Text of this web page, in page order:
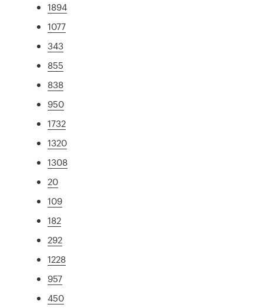
1894
1077
343
855
838
950
1732
1320
1308
20
109
182
292
1228
957
450